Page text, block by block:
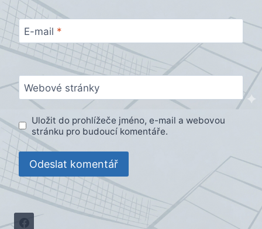
E-mail *
Webové stránky
Uložit do prohlížeče jméno, e-mail a webovou
stránku pro budoucí komentáře.